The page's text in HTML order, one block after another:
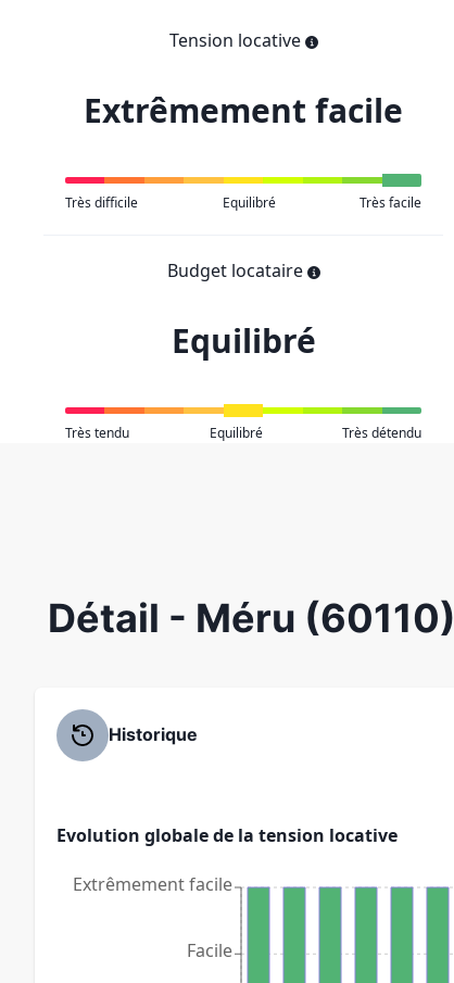
Tension locative
Extrêmement facile
Très difficile Equilibré Très facile
Budget locataire
Equilibré
Très tendu Equilibré Très détendu
Détail - Méru (60110)
Historique
Evolution globale de la tension locative
Facile
Extrêmement facile